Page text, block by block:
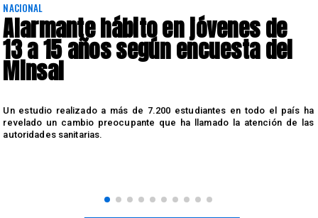
NACIONAL
Alarmante hábito en jóvenes de
13 a 15 años según encuesta del
Minsal
Un estudio realizado a más de 7.200 estudiantes en todo el país ha
revelado un cambio preocupante que ha llamado la atención de las
autoridades sanitarias.